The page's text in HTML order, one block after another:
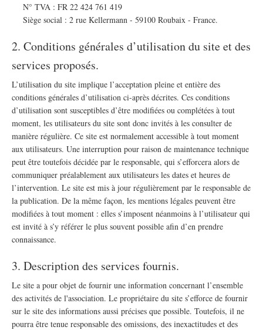
N° TVA : FR 22 424 761 419
Siège social : 2 rue Kellermann - 59100 Roubaix - France.
2. Conditions générales d’utilisation du site et des
services proposés.
L’utilisation du site implique l’acceptation pleine et entière des
conditions générales d’utilisation ci-après décrites. Ces conditions
d’utilisation sont susceptibles d’être modifiées ou complétées à tout
moment, les utilisateurs du site sont donc invités à les consulter de
manière régulière. Ce site est normalement accessible à tout moment
aux utilisateurs. Une interruption pour raison de maintenance technique
peut être toutefois décidée par le responsable, qui s’efforcera alors de
communiquer préalablement aux utilisateurs les dates et heures de
l’intervention. Le site est mis à jour régulièrement par le responsable de
la publication. De la même façon, les mentions légales peuvent être
modifiées à tout moment : elles s’imposent néanmoins à l’utilisateur qui
est invité à s’y référer le plus souvent possible afin d’en prendre
connaissance.
3. Description des services fournis.
Le site a pour objet de fournir une information concernant l’ensemble
des activités de l'association. Le propriétaire du site s’efforce de fournir
sur le site des informations aussi précises que possible. Toutefois, il ne
pourra être tenue responsable des omissions, des inexactitudes et des